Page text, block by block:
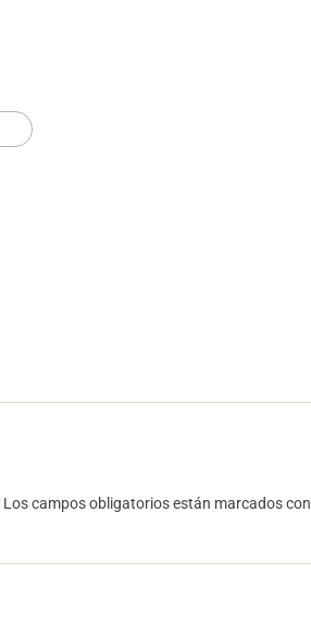
Los campos obligatorios están marcados con